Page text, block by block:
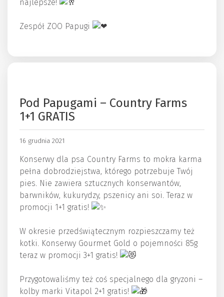
najlepsze!
Zespół ZOO Papugi
Pod Papugami – Country Farms
1+1 GRATIS
16 grudnia 2021
Konserwy dla psa Country Farms to mokra karma
pełna dobrodziejstwa, którego potrzebuje Twój
pies. Nie zawiera sztucznych konserwantów,
barwników, kukurydzy, pszenicy ani soi. Teraz w
promocji 1+1 gratis!
W okresie przedświątecznym rozpieszczamy też
kotki. Konserwy Gourmet Gold o pojemności 85g
teraz w promocji 3+1 gratis!
Przygotowaliśmy też coś specjalnego dla gryzoni –
kolby marki Vitapol 2+1 gratis!